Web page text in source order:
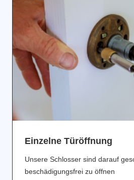
Einzelne Türöffnung
Unsere Schlosser sind darauf
beschädigungsfrei zu öffnen